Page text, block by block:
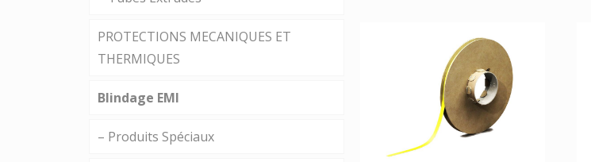
PROTECTIONS MECANIQUES ET
THERMIQUES
Blindage EMI
– Produits Spéciaux